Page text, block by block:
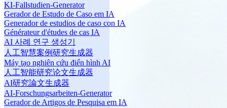
KI-Fallstudien-Generator
Gerador de Estudo de Caso em IA
Generador de estudios de caso con IA
Générateur d'études de cas IA
AI 사례 연구 생성기
人工智慧案例研究生成器
Máy tạo nghiên cứu điển hình AI
人工智能研究论文生成器
AI研究論文生成器
AI-Forschungsarbeiten-Generator
Gerador de Artigos de Pesquisa em IA